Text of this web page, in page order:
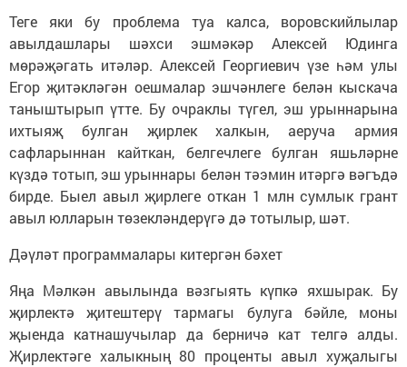
Теге яки бу проблема туа калса, воровскийлылар
авылдашлары шәхси эшмәкәр Алексей Юдинга
мөрәҗәгать итәләр. Алексей Георгиевич үзе һәм улы
Егор җитәкләгән оешмалар эшчәнлеге белән кыскача
таныштырып үтте. Бу очраклы түгел, эш урыннарына
ихтыяҗ булган җирлек халкын, аеруча армия
сафларыннан кайткан, белгечлеге булган яшьләрне
күздә тотып, эш урыннары белән тәэмин итәргә вәгъдә
бирде. Быел авыл җирлеге откан 1 млн сумлык грант
авыл юлларын төзекләндерүгә дә тотылыр, шәт.
Дәүләт программалары китергән бәхет
Яңа Мәлкән авылында вәзгыять күпкә яхшырак. Бу
җирлектә җитештерү тармагы булуга бәйле, моны
җыенда катнашучылар да берничә кат телгә алды.
Җирлектәге халыкның 80 проценты авыл хуҗалыгы